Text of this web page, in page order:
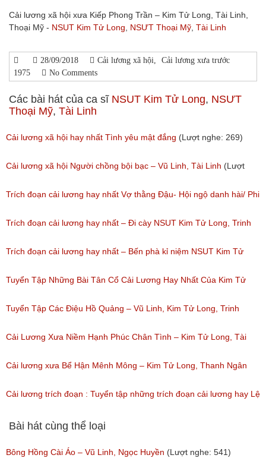
Cải lương xã hội xưa Kiếp Phong Trần – Kim Tử Long, Tài Linh,
Thoại Mỹ - NSUT Kim Tử Long NSƯT Thoại Mỹ Tài Linh
28/09/2018 Cải lương xã hội,
Cải lương xưa trước
1975
No Comments
Các bài hát của ca sĩ NSUT Kim Tử Long, NSƯT
Thoại Mỹ, Tài Linh
Cải lương xã hội hay nhất Tình yêu mật đắng (Lượt nghe: 269)
Cải lương xã hội Người chồng bội bạc – Vũ Linh, Tài Linh (Lượt
nghe: 473)
Trích đoạn cải lương hay nhất Vợ thằng Đậu- Hội ngộ danh hài/ Phi
Nhung, NSUT Kim Tử Long, Bảo Chung
(Lượt nghe: 165)
Trích đoạn cải lương hay nhất – Đi cày NSUT Kim Tử Long, Trinh
Trinh/ Chương trình Hội Ngộ Danh Hài tập 08( ngày 18/02/2017)
(Lượt nghe: 46)
Trích đoạn cải lương hay nhất – Bến phà kỉ niệm NSUT Kim Tử
Long, NSUT Thanh Ngân/ Chương trình Hội Ngộ Danh Hài tập 08(
ngày 18/02/2017)
(Lượt nghe: 94)
Tuyển Tập Những Bài Tân Cổ Cải Lương Hay Nhất Của Kim Tử
Long
(Lượt nghe: 271)
Tuyển Tập Các Điệu Hồ Quảng – Vũ Linh, Kim Tử Long, Trinh
Trinh, Vũ Luân, Phượng Mai
(Lượt nghe: 330)
Cải Lương Xưa Niềm Hạnh Phúc Chân Tình – Kim Tử Long, Tài
Linh, Thanh Ngân
(Lượt nghe: 378)
Cải lương xưa Bể Hận Mênh Mông – Kim Tử Long, Thanh Ngân
(Lượt nghe: 105)
Cải lương trích đoạn : Tuyển tập những trích đoạn cải lương hay Lệ
Thủy
(Lượt nghe: 124)
Bài hát cùng thể loại
Bông Hồng Cài Áo – Vũ Linh, Ngọc Huyền (Lượt nghe: 541)